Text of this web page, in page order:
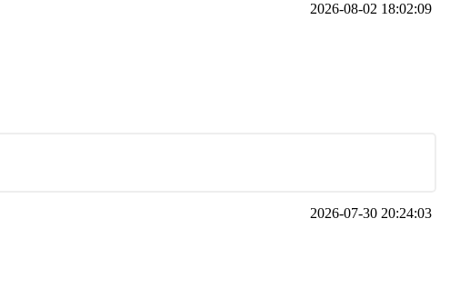
2026-08-02 18:02:09
2026-07-30 20:24:03